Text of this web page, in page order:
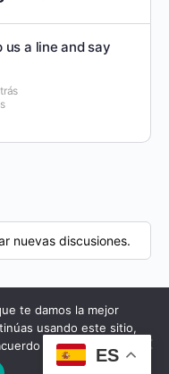
us a line and say
nuevas discusiones.
ES
te damos la mejor
usando este sitio,
con ello.